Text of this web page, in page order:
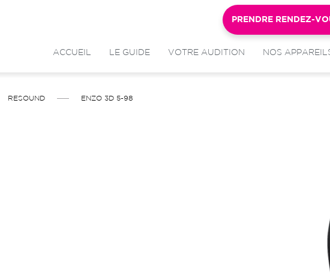
ACCUEIL LE GUIDE VOTRE AUDITION NOS
PRENDRE RENDEZ-
RESOUND ENZO 3D 5-98